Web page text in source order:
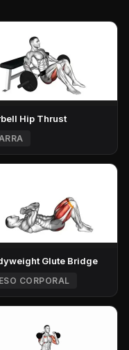
Hip Thrust
Glute Bridge
CORPORAL